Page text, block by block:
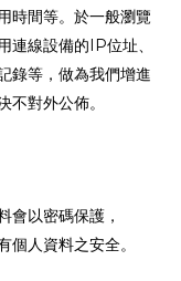
時間等。於一般瀏覽
連線設備的 IP位址、
錄等，做為我們增進
對外公佈。
以密碼保護，
人資料之安全。